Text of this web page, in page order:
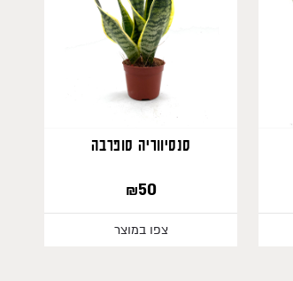
סנסיווריה סופרבה
50
₪
צפו במוצר